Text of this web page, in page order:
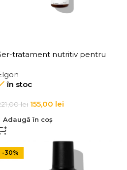
tratament nutritiv pentru
Night & Day Serum
în stoc
lei 155,00 lei
Adaugă în coș
-30%